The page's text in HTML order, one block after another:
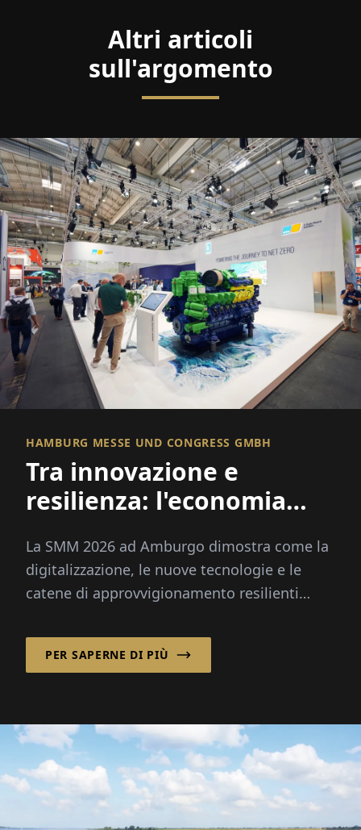
Altri articoli
sull'argomento
HAMBURG MESSE UND CONGRESS GMBH
Tra innovazione e
resilienza: l'economia
sue direzioni
La SMM 2026 ad Amburgo dimostra come la
digitalizzazione, le nuove tecnologie e le
catene di approvvigionamento resilienti
suo futuro.
PER SAPERNE DI PIÙ